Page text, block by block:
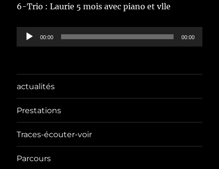
6-Trio : Laurie 5 mois avec piano et vlle
Lecteur
audio
00:00 00:00
actualités
Prestations
Traces-écouter-voir
Parcours